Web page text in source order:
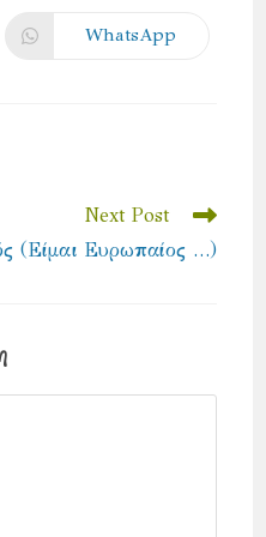
new
window
Opens
WhatsApp
Next Post
(Είμαι Ευρωπαίος …)